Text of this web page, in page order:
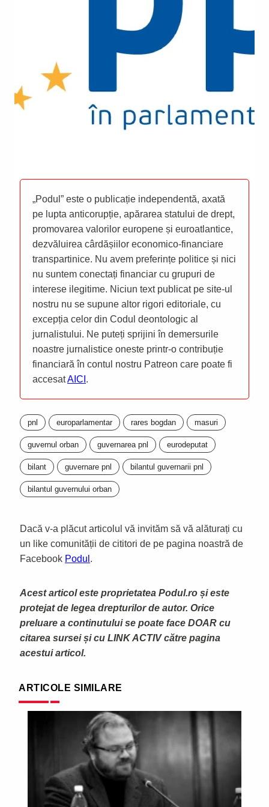
„Podul” este o publicație independentă, axată
pe lupta anticorupție, apărarea statului de drept,
promovarea valorilor europene și euroatlantice,
dezvăluirea cârdășiilor economico-financiare
transpartinice. Nu avem preferințe politice și nici
nu suntem conectați financiar cu grupuri de
interese ilegitime. Niciun text publicat pe site-ul
nostru nu se supune altor rigori editoriale, cu
excepția celor din Codul deontologic al
jurnalistului. Ne puteți sprijini în demersurile
noastre jurnalistice oneste printr-o contribuție
financiară în contul nostru Patreon care poate fi
accesatAICI .
pnl europarlamentar rares bogdan masuri
guvernul orban guvernarea pnl eurodeputat
bilant guvernare pnl bilantul guvernarii pnl
bilantul guvernului orban
Dacă v-a plăcut articolul vă invităm să vă alăturați cu
un like comunității de cititori de pe pagina noastră de
Facebook Podul .
Acest articol este proprietatea Podul.ro și este
protejat de legea drepturilor de autor. Orice
preluare a continutului se poate face DOAR cu
citarea sursei și cu LINK ACTIV către pagina
acestui articol.
ARTICOLE SIMILARE